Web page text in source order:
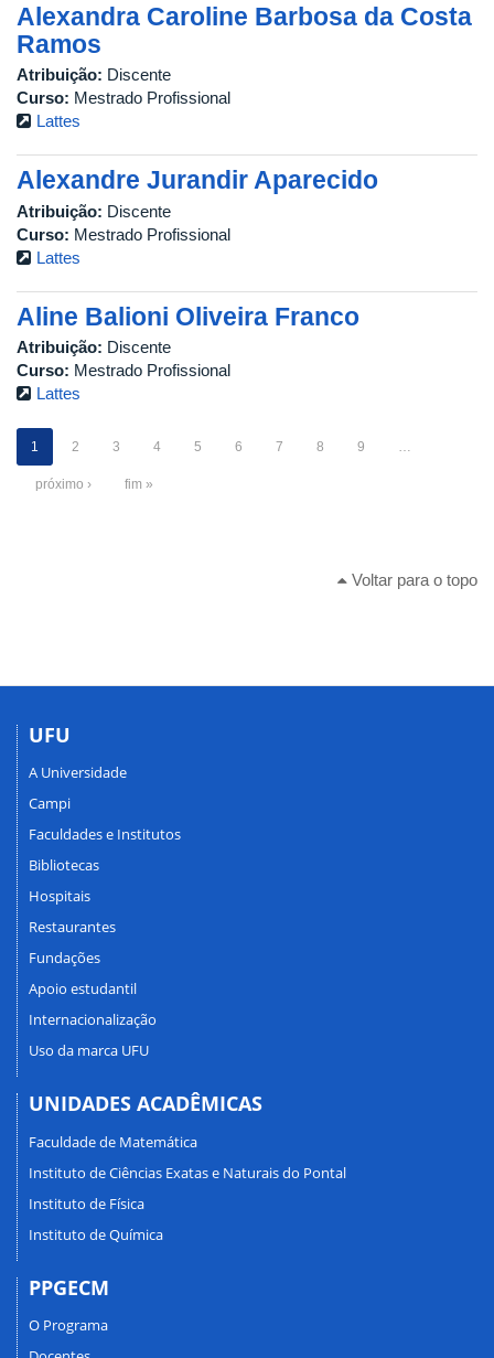
Alexandra Caroline Barbosa da Costa
Ramos
Atribuição: Discente
Curso: Mestrado Profissional
Lattes
Alexandre Jurandir Aparecido
Atribuição: Discente
Curso: Mestrado Profissional
Lattes
Aline Balioni Oliveira Franco
Atribuição: Discente
Curso: Mestrado Profissional
Lattes
1 2 3 4 5 6 7 8 9 …
próximo › fim »
Voltar para o topo
UFU
A Universidade
Campi
Faculdades e Institutos
Bibliotecas
Hospitais
Restaurantes
Fundações
Apoio estudantil
Internacionalização
Uso da marca UFU
UNIDADES ACADÊMICAS
Faculdade de Matemática
Instituto de Ciências Exatas e Naturais do Pontal
Instituto de Física
Instituto de Química
PPGECM
O Programa